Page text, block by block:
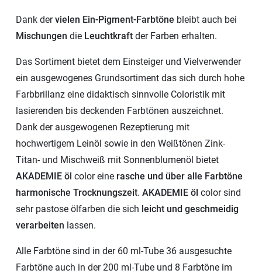
Dank dervielen Ein-Pigment-Farbtöne bleibt auch bei
Mischungen die Leuchtkraft der Farben erhalten.
Das Sortiment bietet dem Einsteiger und Vielverwender
ein ausgewogenes Grundsortiment das sich durch hohe
Farbbrillanz eine didaktisch sinnvolle Coloristik mit
lasierenden bis deckenden Farbtönen auszeichnet.
Dank der ausgewogenen Rezeptierung mit
hochwertigem Leinöl sowie in den Weißtönen Zink-
Titan- und Mischweiß mit Sonnenblumenöl bietet
AKADEMIE öl color eine rasche und über alle Farbtöne
harmonische Trocknungszeit. AKADEMIE öl color sind
sehr pastose ölfarben die sich leicht und geschmeidig
verarbeiten lassen.
Alle Farbtöne sind in der 60 ml-Tube 36 ausgesuchte
Farbtöne auch in der 200 ml-Tube und 8 Farbtöne im